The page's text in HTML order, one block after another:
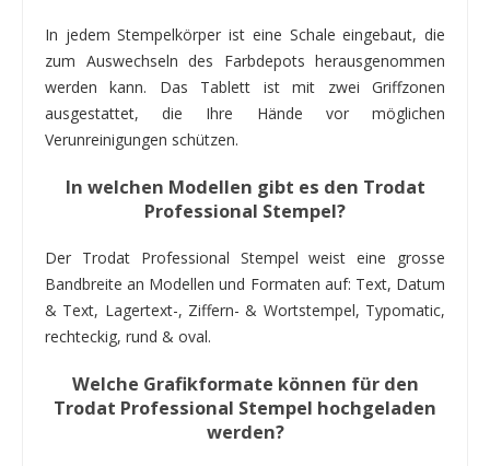
In jedem Stempelkörper ist eine Schale eingebaut, die
zum Auswechseln des Farbdepots herausgenommen
werden kann. Das Tablett ist mit zwei Griffzonen
ausgestattet, die Ihre Hände vor möglichen
Verunreinigungen schützen.
In welchen Modellen gibt es den Trodat
Professional Stempel?
Der Trodat Professional Stempel weist eine grosse
Bandbreite an Modellen und Formaten auf: Text, Datum
& Text, Lagertext-, Ziffern- & Wortstempel, Typomatic,
rechteckig, rund & oval.
Welche Grafikformate können für den
Trodat Professional Stempel hochgeladen
werden?